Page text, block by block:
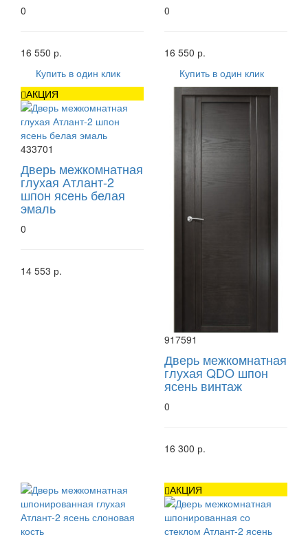
0
16 550 р.
Купить в один клик
0
16 550 р.
Купить в один клик
АКЦИЯ
433701
Дверь межкомнатная
глухая Атлант-2
шпон ясень белая
эмаль
0
14 553 р.
917591
Дверь межкомнатная
глухая QDO шпон
ясень винтаж
0
16 300 р.
АКЦИЯ